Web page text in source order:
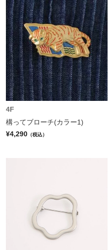
4F
構ってブローチ(カラー1)
¥4,290 （税込）